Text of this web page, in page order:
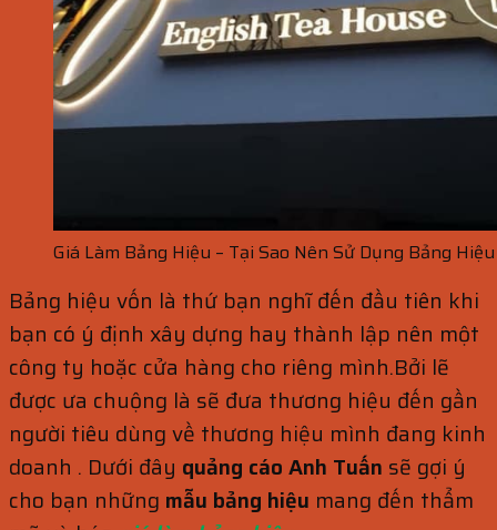
Giá Làm Bảng Hiệu – Tại Sao Nên Sử Dụng Bảng Hiệu
Bảng hiệu vốn là thứ bạn nghĩ đến đầu tiên khi
bạn có ý định xây dựng hay thành lập nên một
công ty hoặc cửa hàng cho riêng mình.Bởi lẽ
được ưa chuộng là sẽ đưa thương hiệu đến gần
người tiêu dùng về thương hiệu mình đang kinh
doanh . Dưới đây quảng cáo Anh Tuấn sẽ gợi ý
cho bạn những mẫu bảng hiệu mang đến thẩm